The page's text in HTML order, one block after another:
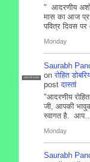
" आदरणीय
मास का आज
पवित्र दिवस
Monday
सदस्य टीम प्रबंधन
Saurabh
onरोहित
postदास्तां
"आदरणीय रोहित
जी, आपकी
स्वागत है.
Monday
Saurabh